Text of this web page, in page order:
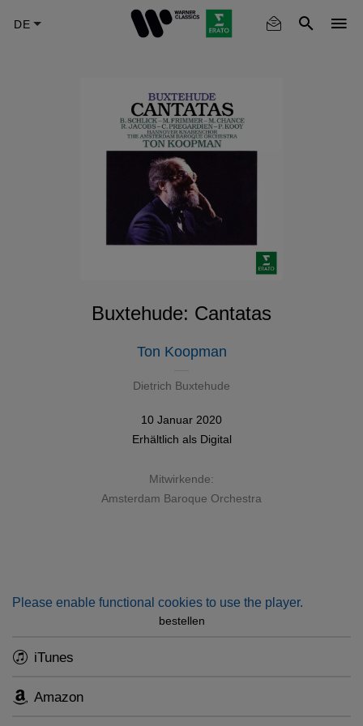
Buxtehude: Cantatas
Ton Koopman
Dietrich Buxtehude
10 Januar 2020
Erhältlich als Digital
Mitwirkende:
Amsterdam Baroque Orchestra
Please enable functional cookies to use the player.
bestellen
iTunes
Amazon